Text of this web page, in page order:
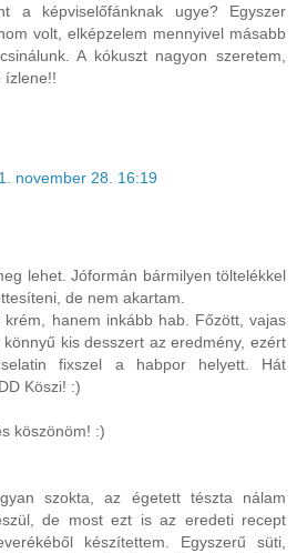
a képviselőfánknak ugye? Egyszer
volt, elképzelem mennyivel másabb
A kókuszt nagyon szeretem,
ízlene!!
november 28. 16:19
lehet. Jóformán bármilyen töltelékkel
de nem akartam.
krém, hanem inkább hab. Főzött, vajas
kis desszert az eredmény, ezért
fixszel a habpor helyett. Hát
Köszi! :)
köszönöm! :)
szokta, az égetett tészta nálam
de most ezt is az eredeti recept
készítettem. Egyszerű süti,